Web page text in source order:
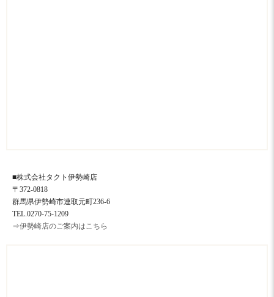
■株式会社タクト伊勢崎店
〒372-0818
群馬県伊勢崎市連取元町236-6
TEL.0270-75-1209
⇒伊勢崎店のご案内はこちら